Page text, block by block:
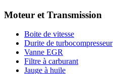
Moteur et Transmission
Boite de vitesse
Durite de turbocompresseur
Vanne EGR
Filtre à carburant
Jauge à huile